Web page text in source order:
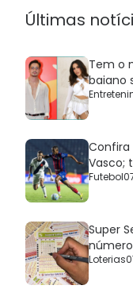
Últimas
Tem o
baiano
Confira
Vasco;
Futebol
Super
Loterias